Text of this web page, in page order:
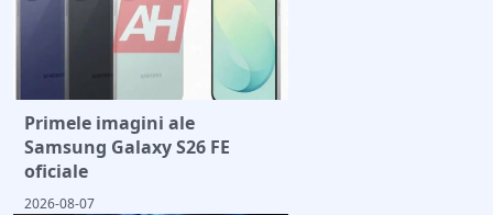
Primele imagini ale
Samsung Galaxy S26 FE
oficiale
2026-08-07